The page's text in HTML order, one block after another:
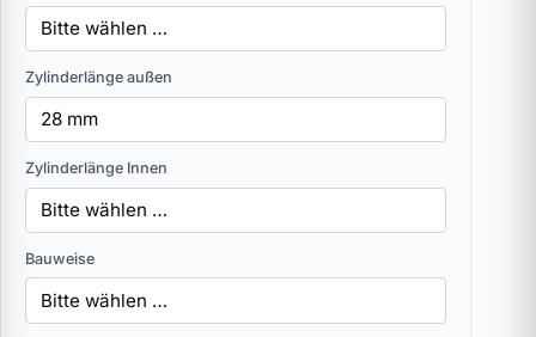
Zylinderlänge außen
Zylinderlänge Innen
Bauweise